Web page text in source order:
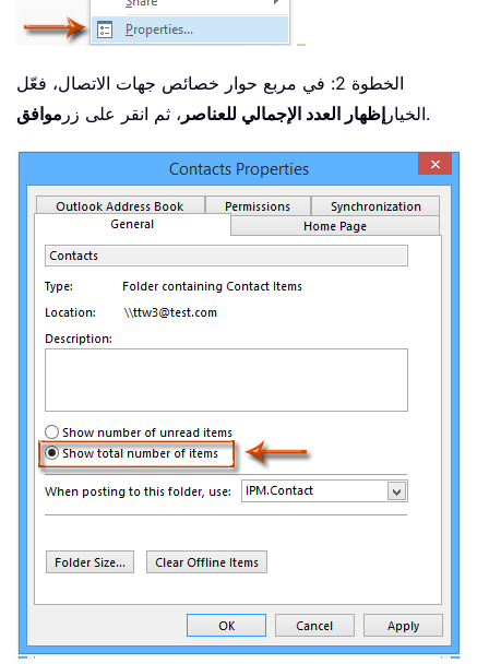
الخطوة 2: في مربع حوار خصائص جهات الاتصال، فعّل
الخيار إظهار العدد الإجمالي للعناصر ، ثم انقر على زر موافق .